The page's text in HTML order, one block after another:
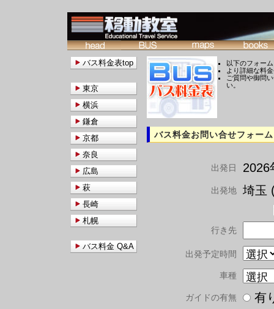
以下のフォー
より詳細な料
ご質問や御問
い。
バス料金お問い合せフォーム
出発日 2026
出発地 埼玉
行き先
出発予定時間
車種
ガイドの有無
バス料金表top
東京
横浜
鎌倉
京都
奈良
広島
萩
長崎
札幌
バス料金 Q&A